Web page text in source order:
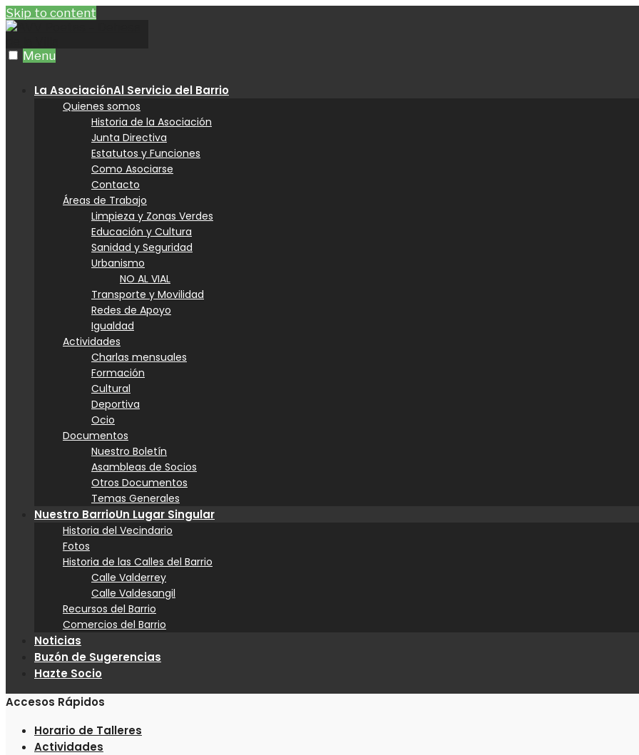
Skip to content
Menu
La AsociaciónAl Servicio del Barrio
Quienes somos
Historia de la Asociación
Junta Directiva
Estatutos y Funciones
Como Asociarse
Contacto
Áreas de Trabajo
Limpieza y Zonas Verdes
Educación y Cultura
Sanidad y Seguridad
Urbanismo
NO AL VIAL
Transporte y Movilidad
Redes de Apoyo
Igualdad
Actividades
Charlas mensuales
Formación
Cultural
Deportiva
Ocio
Documentos
Nuestro Boletín
Asambleas de Socios
Otros Documentos
Temas Generales
Nuestro BarrioUn Lugar Singular
Historia del Vecindario
Fotos
Historia de las Calles del Barrio
Calle Valderrey
Calle Valdesangil
Recursos del Barrio
Comercios del Barrio
Noticias
Buzón de Sugerencias
Hazte Socio
Accesos Rápidos
Horario de Talleres
Actividades